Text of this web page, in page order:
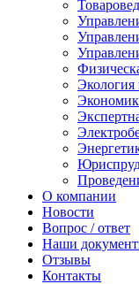
Экология
О компании
Новости
Вопрос / ответ
Наши
Отзывы
Контакты